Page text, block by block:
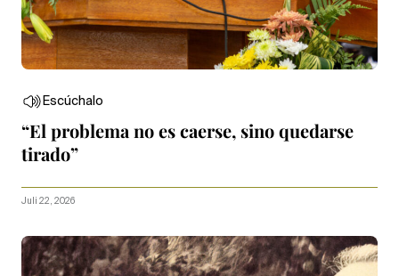
Escúchalo
“El problema no es caerse, sino quedarse
tirado”
Juli 22, 2026